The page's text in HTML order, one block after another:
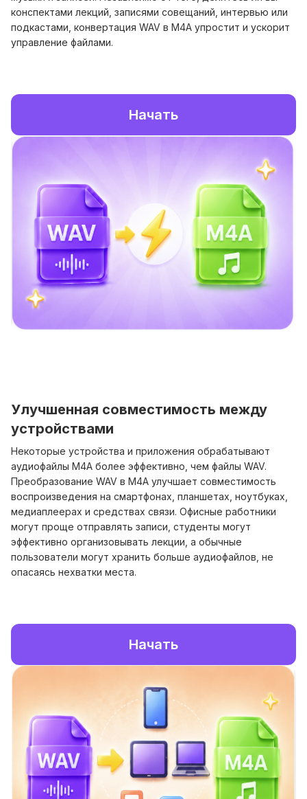
конспектами лекций, записями совещаний, интервью или
подкастами, конвертация WAV в M4A упростит и ускорит
управление файлами.
Начать
Улучшенная совместимость между
устройствами
Некоторые устройства и приложения обрабатывают
аудиофайлы M4A более эффективно, чем файлы WAV.
Преобразование WAV в M4A улучшает совместимость
воспроизведения на смартфонах, планшетах, ноутбуках,
медиаплеерах и средствах связи. Офисные работники
могут проще отправлять записи, студенты могут
эффективно организовывать лекции, а обычные
пользователи могут хранить больше аудиофайлов, не
опасаясь нехватки места.
Начать